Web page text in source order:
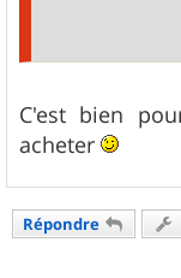
C'est bien
acheter
Répondre